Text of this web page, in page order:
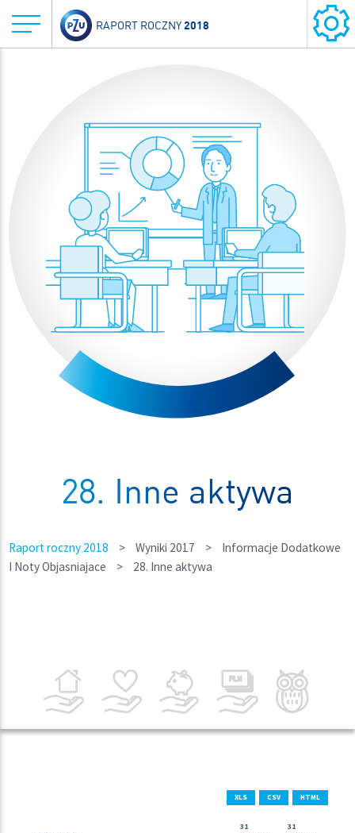
RAPORT ROCZNY2018
28. Inne aktywa
Raport roczny 2018 > Wyniki 2017 >
Informacje Dodatkowe
I Noty Objasniajace
> 28. Inne aktywa
XLS CSV HTML
31
31